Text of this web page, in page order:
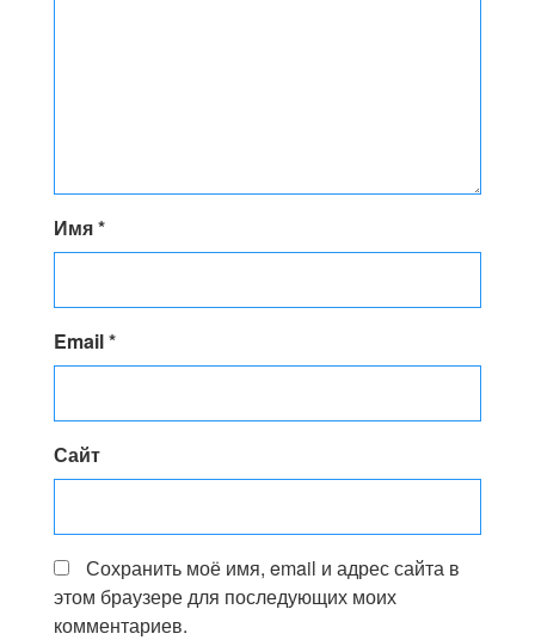
Имя*
Email*
Сайт
Сохранить моё имя, email и адрес сайта в
этом браузере для последующих моих
комментариев.